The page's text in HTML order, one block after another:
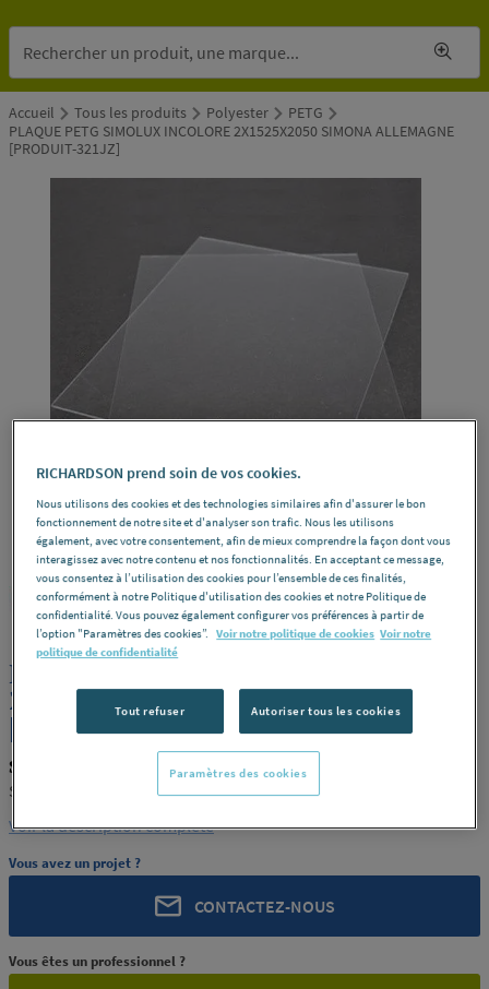
Accueil Tous les produits Polyester
PETG
PLAQUE PETG SIMOLUX INCOLORE 2X1525X2050 SIMONA ALLEMAGNE
[PRODUIT-321JZ]
SIMONA REF : 321JZ
PLAQUE PETG SIMOLUX INCOLORE
2X1525X2050 SIMONA ALLEMAGNE
[PRODUIT-321JZ]
SIMONA PRODUIT-321JZ
SIMONA ALLEMAGNE [PRODUIT-321JZ]
Voir la description complète
Vous avez un projet ?
CONTACTEZ-NOUS
Vous êtes un professionnel ?
RICHARDSON prend soin de vos cookies.
Nous utilisons des cookies et des technologies similaires afin d'assurer le bon
fonctionnement de notre site et d'analyser son trafic. Nous les utilisons
également, avec votre consentement, afin de mieux comprendre la façon dont vous
interagissez avec notre contenu et nos fonctionnalités. En acceptant ce message,
vous consentez à l’utilisation des cookies pour l’ensemble de ces finalités,
conformément à notre Politique d'utilisation des cookies et notre Politique de
confidentialité. Vous pouvez également configurer vos préférences à partir de
l’option "Paramètres des cookies”. Voir notre politique de cookies Voir notre
politique de confidentialité
Tout refuser Autoriser tous les cookies
Paramètres des cookies